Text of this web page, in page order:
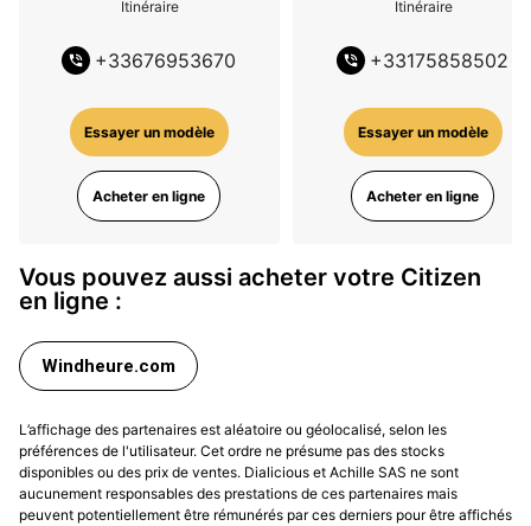
Itinéraire
+33676953670
Essayer un modèle
Acheter en ligne
Itinéraire
+33175858502
Essayer un modèle
Acheter en ligne
Vous pouvez aussi acheter votre Citizen
en ligne :
Windheure.com
L’affichage des partenaires est aléatoire ou géolocalisé, selon les
préférences de l'utilisateur. Cet ordre ne présume pas des stocks
disponibles ou des prix de ventes. Dialicious et Achille SAS ne sont
aucunement responsables des prestations de ces partenaires mais
peuvent potentiellement être rémunérés par ces derniers pour être affichés